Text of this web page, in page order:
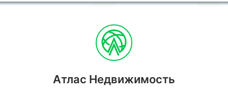
Атлас Недвижимость